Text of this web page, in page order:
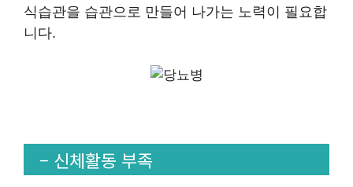
식습관을 습관으로 만들어 나가는 노력이 필요합
니다.
– 신체활동 부족